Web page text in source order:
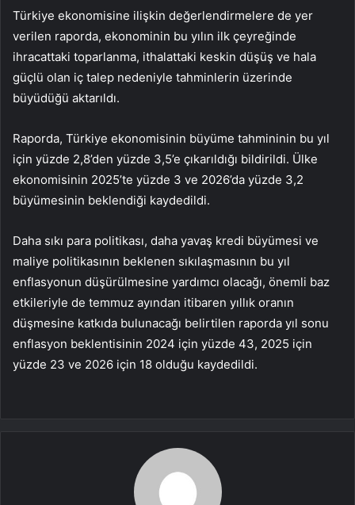
Türkiye ekonomisine ilişkin değerlendirmelere de yer
verilen raporda, ekonominin bu yılın ilk çeyreğinde
ihracattaki toparlanma, ithalattaki keskin düşüş ve hala
güçlü olan iç talep nedeniyle tahminlerin üzerinde
büyüdüğü aktarıldı.
Raporda, Türkiye ekonomisinin büyüme tahmininin bu yıl
için yüzde 2,8’den yüzde 3,5’e çıkarıldığı bildirildi. Ülke
ekonomisinin 2025’te yüzde 3 ve 2026’da yüzde 3,2
büyümesinin beklendiği kaydedildi.
Daha sıkı para politikası, daha yavaş kredi büyümesi ve
maliye politikasının beklenen sıkılaşmasının bu yıl
enflasyonun düşürülmesine yardımcı olacağı, önemli baz
etkileriyle de temmuz ayından itibaren yıllık oranın
düşmesine katkıda bulunacağı belirtilen raporda yıl sonu
enflasyon beklentisinin 2024 için yüzde 43, 2025 için
yüzde 23 ve 2026 için 18 olduğu kaydedildi.